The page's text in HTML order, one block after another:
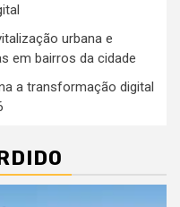
urbana e
em bairros da cidade
a transformação digital